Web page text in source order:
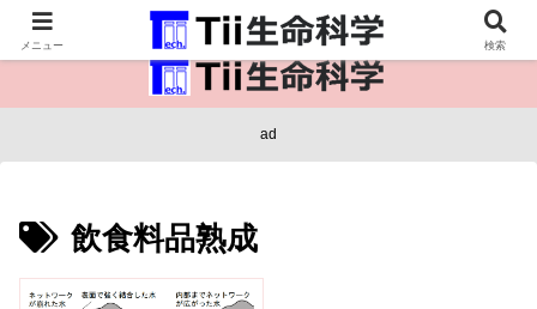
医療保健・生命・生物の情報インフラ。
ad
飲食料品熟成
メニュー 検索